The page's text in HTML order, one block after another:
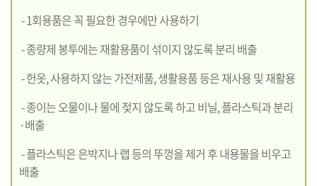
- 1회용품은 꼭 필요한 경우에만 사용하기
- 종량제 봉투에는 재활용품이 섞이지 않도록 분리 배출
- 헌옷, 사용하지 않는 가전제품, 생활용품 등은 재사용 및 재활용
- 종이는 오물이나 물에 젖지 않도록 하고 비닐, 플라스틱과 분리
·배출
- 플라스틱은 은박지나 랩 등의 뚜껑을 제거 후 내용물을 비우고
배출